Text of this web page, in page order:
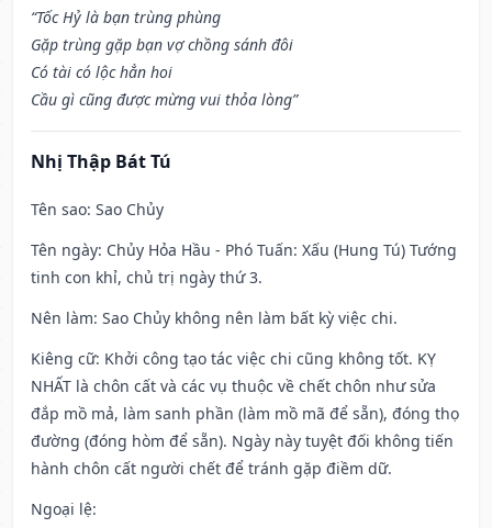
“Tốc Hỷ là bạn trùng phùng
Gặp trùng gặp bạn vợ chồng sánh đôi
Có tài có lộc hẳn hoi
Cầu gì cũng được mừng vui thỏa lòng”
Nhị Thập Bát Tú
Tên sao: Sao Chủy
Tên ngày: Chủy Hỏa Hầu - Phó Tuấn: Xấu (Hung Tú) Tướng
tinh con khỉ, chủ trị ngày thứ 3.
Nên làm: Sao Chủy không nên làm bất kỳ việc chi.
Kiêng cữ: Khởi công tạo tác việc chi cũng không tốt. KỴ
NHẤT là chôn cất và các vụ thuộc về chết chôn như sửa
đắp mồ mả, làm sanh phần (làm mồ mã để sẵn), đóng thọ
đường (đóng hòm để sẵn). Ngày này tuyệt đối không tiến
hành chôn cất người chết để tránh gặp điềm dữ.
Ngoại lệ: